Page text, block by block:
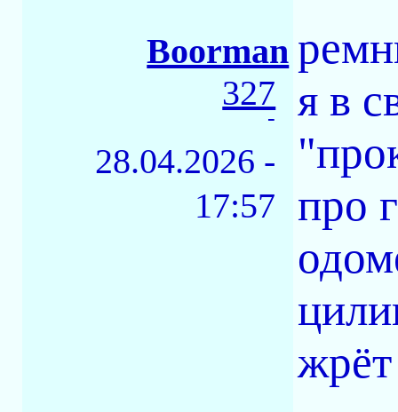
Boorman
327
-
28.04.2026 -
17:57
я в
про
жрёт